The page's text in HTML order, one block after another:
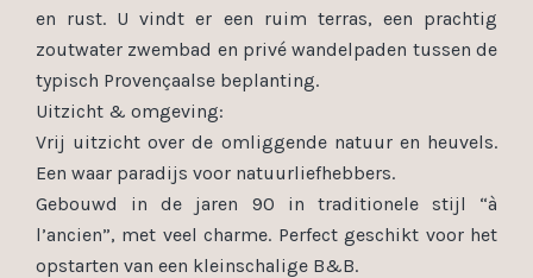
en rust. U vindt er een ruim terras, een prachtig
zoutwater zwembad en privé wandelpaden tussen de
typisch Provençaalse beplanting.
Uitzicht & omgeving:
Vrij uitzicht over de omliggende natuur en heuvels.
Een waar paradijs voor natuurliefhebbers.
Gebouwd in de jaren 90 in traditionele stijl “à
l’ancien”, met veel charme. Perfect geschikt voor het
opstarten van een kleinschalige B&B.